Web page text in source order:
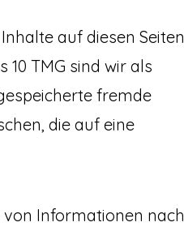
auf diesen Seiten
TMG sind wir als
fremde
die auf eine
Informationen nach